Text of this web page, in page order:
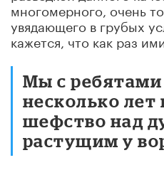
многомерного, очень
увядающего в грубых
кажется, что как раз
Мы с ребятами
несколько лет
шефство над
растущим у